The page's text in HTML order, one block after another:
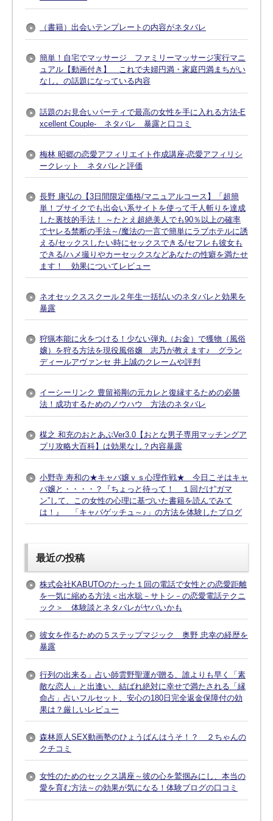
（書籍）出会いテンプレートの内容がネタバレ
簡単！自宅でマッサージ ファミリーマッサージ実行マニ
ュアル【動画付き】 これで夫婦円満・家庭円満まちがい
なし。の話題になっている内容
話題のお見合いパーティで最高の女性を手に入れる方法-E
xcellent Couple- ネタバレ 暴露と口コミ
梅林 昭郷の恋愛アフィリエイト作成講座-恋愛アフィリシ
ークレット ネタバレと評価
長野 康弘の【3日間限定価格/マニュアルコース】「超簡
単！ブサイクでも出会い系サイトを使って千人斬りを達成
した裏技的手法！ ～たとえ超絶美人でも90％以上の確率
でヤレる禁断の手法～/魔法の一言で簡単にラブホテルに誘
える/セックスしたい時にセックスできる/セフレも彼女も
できる/ハメ撮りやカーセックスなどあなたの性癖を満たせ
ます！ 効果についてレビュー
ネオセックススクール２年生一括払いのネタバレと効果を
暴露
狩猟本能に火をつける！少ない弾丸（お金）で獲物（風俗
嬢）を狩る方法を現役風俗嬢 志乃が教えます♪ グラン
ディールアヴァンセ 井上誠のクレームや評判
イーシーリンク 豊留裕剛の元カレと復縁するための必勝
法！成功するためのノウハウ 方法のネタバレ
楳之 和充のおとあぷVer3.0【おとな男子専用マッチングア
プリ攻略大百科】は効果なし？内容暴露
小野寺 寿和の★キャバ嬢ｖｓ心理作戦★ 今日こそはキャ
バ嬢と・・・・？『ちょっと待って！ １回だけ“ガマ
ン”して、この女性の心理に基づいた書籍を読んでみて
は！』 「キャバゲッチュ～♪」の方法を体験したブログ
最近の投稿
株式会社KABUTOのたった１回の電話で女性との恋愛距離
を一気に縮める方法＜出水聡－サトシ－の恋愛電話テクニ
ック＞ 体験談とネタバレがヤバいかも
彼女を作るための５ステップマジック 奥野 忠幸の経歴を
暴露
行列の出来る」占い師雲野聖運が贈る、誰よりも早く「素
敵な恋人」と出逢い、結ばれ絶対に幸せで満たされる「縁
命占」占いフルセット、安心の180日完全返金保障付の効
果は？厳しいレビュー
森林原人SEX動画塾のひょうばんはうそ！？ ２ちゃんの
クチコミ
女性のためのセックス講座～彼の心を鷲掴みにし、本当の
愛を育む方法～の効果が気になる！体験ブログの口コミ